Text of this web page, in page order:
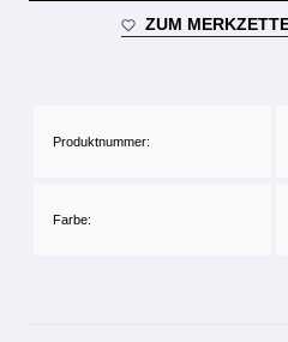
ZUM
Produktnummer:
Farbe: